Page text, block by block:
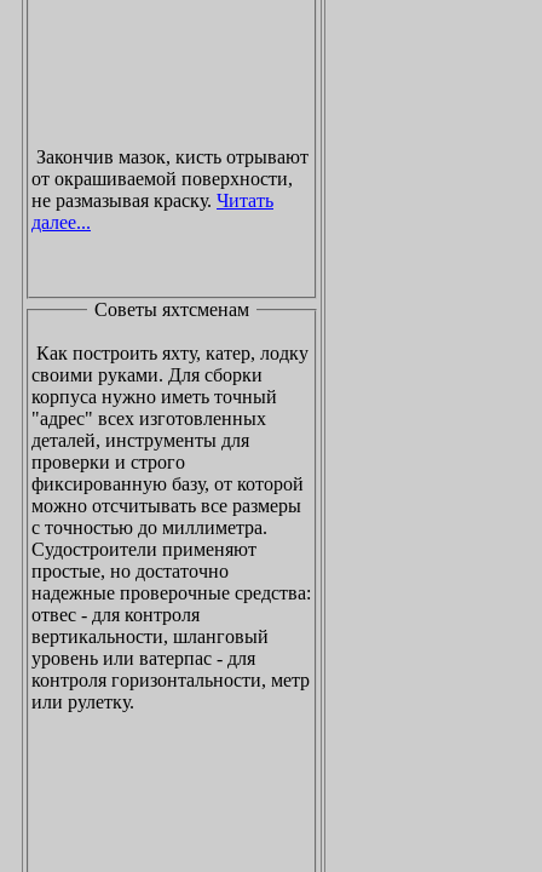
Закончив мазок, кисть отрывают
от окрашиваемой поверхности,
не размазывая краску. Читать
далее...
Советы яхтсменам
Как построить яхту, катер, лодку
своими руками. Для сборки
корпуса нужно иметь точный
"адрес" всех изготовленных
деталей, инструменты для
проверки и строго
фиксированную базу, от которой
можно отсчитывать все размеры
с точностью до миллиметра.
Судостроители применяют
простые, но достаточно
надежные проверочные средства:
отвес - для контроля
вертикальности, шланговый
уровень или ватерпас - для
контроля горизонтальности, метр
или рулетку.